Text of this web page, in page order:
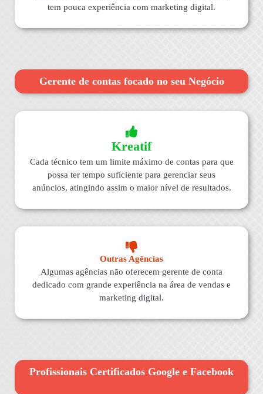
tem pouca experiência com marketing digital.
Gerente de contas focado no seu Negócio
Kreatif
Cada técnico tem um limite máximo de contas para que
possa ter tempo suficiente para gerenciar seus
anúncios, atingindo assim o maior nível de resultados.
Outras Agências
Algumas agências não oferecem gerente de conta
dedicado com grande experiência na área de vendas e
marketing digital.
Profissionais Certificados Google e Facebook